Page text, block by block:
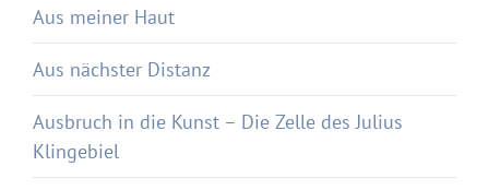
Aus meiner Haut
Aus nächster Distanz
Ausbruch in die Kunst – Die Zelle des Julius
Klingebiel